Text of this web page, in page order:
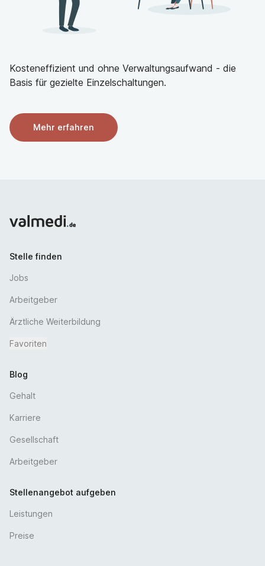
Kosteneffizient und ohne Verwaltungsaufwand - die
Basis für gezielte Einzelschaltungen.
Mehr erfahren
Stelle finden
Jobs
Arbeitgeber
Ärztliche Weiterbildung
Favoriten
Blog
Gehalt
Karriere
Gesellschaft
Arbeitgeber
Stellenangebot aufgeben
Leistungen
Preise